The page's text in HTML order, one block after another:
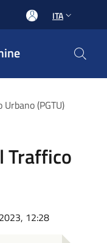
ITA
(PGTU)
Traffico
12:28